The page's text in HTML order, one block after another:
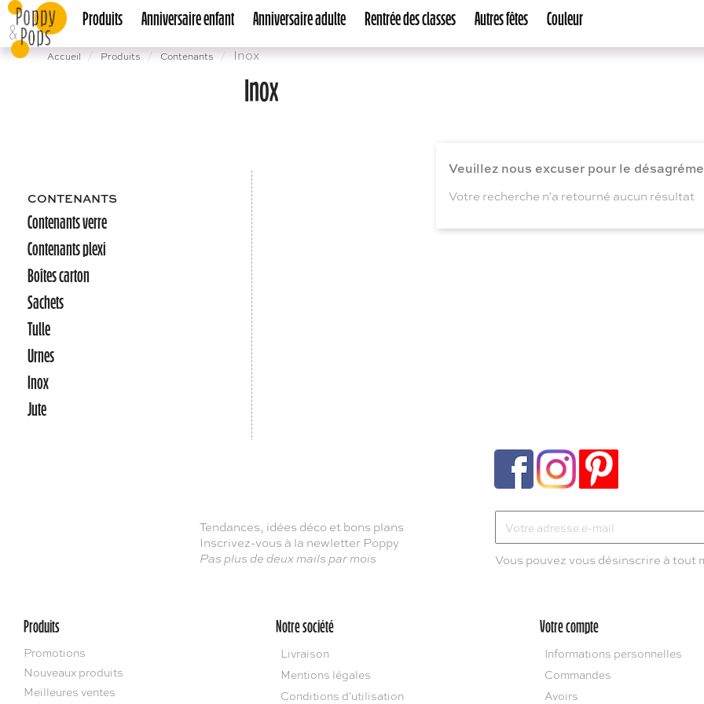
Produits Anniversaire enfant Anniversaire adulte Rentrée des classes Autres fêtes Couleur
Accueil Produits Contenants Inox
CONTENANTS
Contenants verre
Contenants plexi
Boîtes carton
Sachets
Tulle
Urnes
Inox
Jute
Inox
Veuillez nous excuser pour le
Votre recherche n'a retourné aucun résultat
Tendances, idées déco et bons plans
Inscrivez-vous à la newletter Poppy
Pas plus de deux mails par mois Vous pouvez vous désinscrire à tout
Produits
Promotions
Nouveaux produits
Meilleures ventes
Notre société
Livraison
Mentions légales
Conditions d'utilisation
Votre compte
Informations personnelles
Commandes
Avoirs